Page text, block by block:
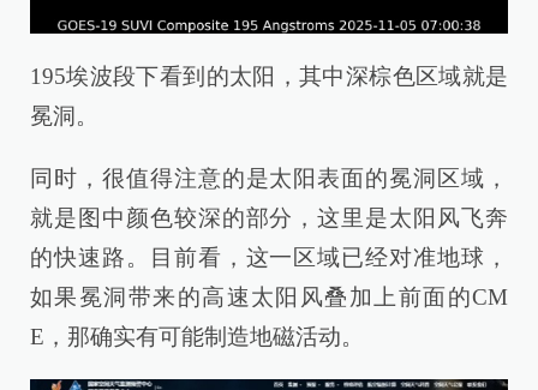
195埃波段下看到的太阳，其中深棕色区域就是
冕洞。
同时，很值得注意的是太阳表面的冕洞区域，
就是图中颜色较深的部分，这里是太阳风飞奔
的快速路。目前看，这一区域已经对准地球，
如果冕洞带来的高速太阳风叠加上前面的CM
E，那确实有可能制造地磁活动。